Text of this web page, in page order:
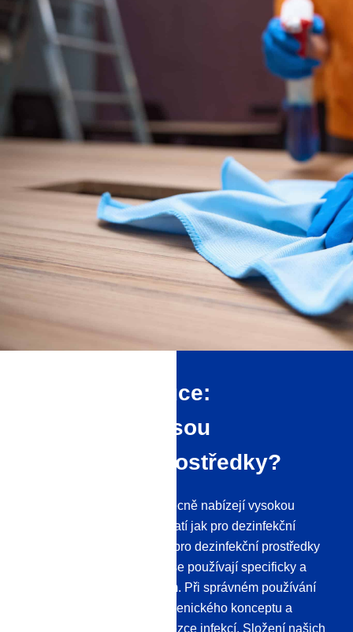
Dezinfikujte ruce:
Jak užitečné jsou
dezinfekční prostředky?
Dezinfekční prostředky obecně nabízejí vysokou
úroveň bezpečnosti, což platí jak pro dezinfekční
prostředky na povrchy, tak pro dezinfekční prostředky
na ruce. Tyto dvě varianty se používají specificky a
mírně se liší svým složením. Při správném používání
jsou součástí každého hygienického konceptu a
mohou pomoci přerušit řetězce infekcí. Složení našich